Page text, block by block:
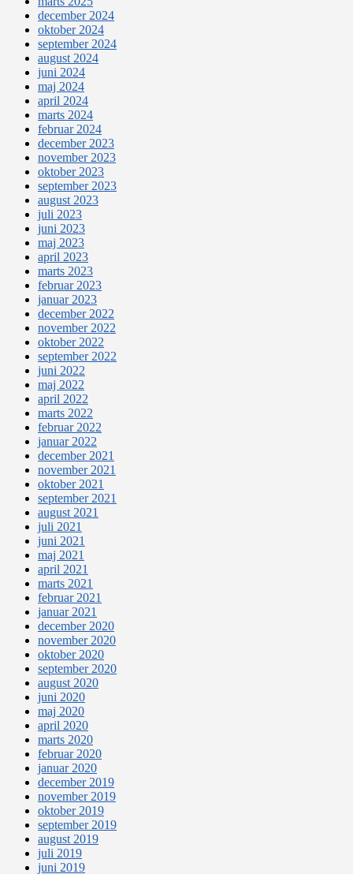
december 2024
oktober 2024
september 2024
august 2024
juni 2024
maj 2024
april 2024
marts 2024
februar 2024
december 2023
november 2023
oktober 2023
september 2023
august 2023
juli 2023
juni 2023
maj 2023
april 2023
marts 2023
februar 2023
januar 2023
december 2022
november 2022
oktober 2022
september 2022
juni 2022
maj 2022
april 2022
marts 2022
februar 2022
januar 2022
december 2021
november 2021
oktober 2021
september 2021
august 2021
juli 2021
juni 2021
maj 2021
april 2021
marts 2021
februar 2021
januar 2021
december 2020
november 2020
oktober 2020
september 2020
august 2020
juni 2020
maj 2020
april 2020
marts 2020
februar 2020
januar 2020
december 2019
november 2019
oktober 2019
september 2019
august 2019
juli 2019
juni 2019